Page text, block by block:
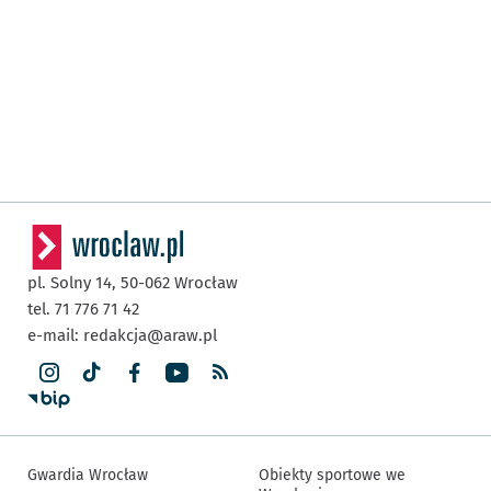
pl. Solny 14, 50-062 Wrocław
tel. 71 776 71 42
e-mail: redakcja@araw.pl
Gwardia Wrocław
Obiekty sportowe we